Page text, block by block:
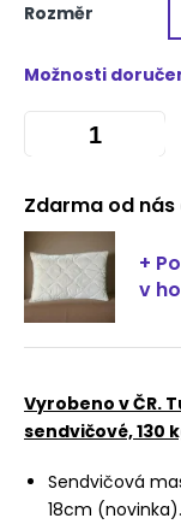
Rozměr
Možnosti
Zdarma od
+
v
Vyrobeno v ČR.
sendvičové, 130
Sendvičová
18cm (novinka).